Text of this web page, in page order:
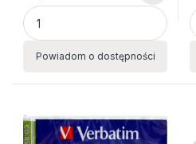
OLEJ DO NISZCZAREK, Q-
Powiadom o dostępności